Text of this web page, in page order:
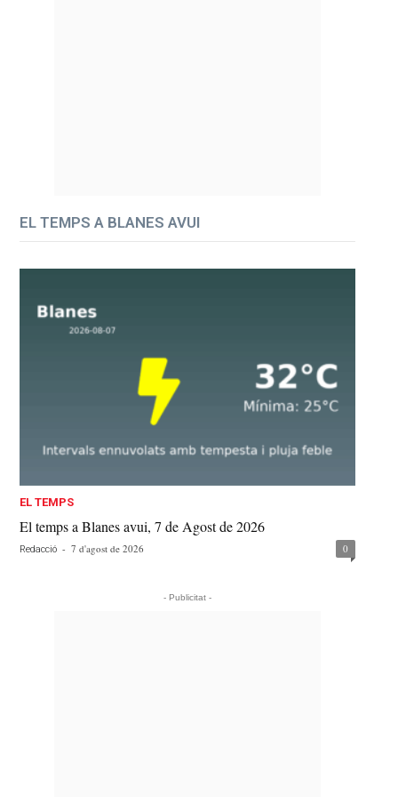
EL TEMPS A BLANES AVUI
EL TEMPS
El temps a Blanes avui, 7 de Agost de 2026
Redacció - 7 d'agost de 2026 0
- Publicitat -